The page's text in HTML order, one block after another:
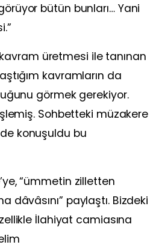
bütün bunları… Yani
kavram üretmesi ile tanınan
kavramların da
görmek gerekiyor.
Sohbetteki müzakere
konuşuldu bu
“ümmetin zilletten
dâvâsını” paylaştı. Bizdeki
İlahiyat camiasına